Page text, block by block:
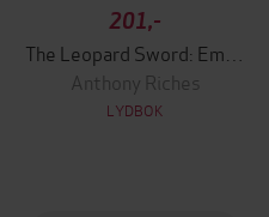
201,-
Anthony Riches
LYDBOK